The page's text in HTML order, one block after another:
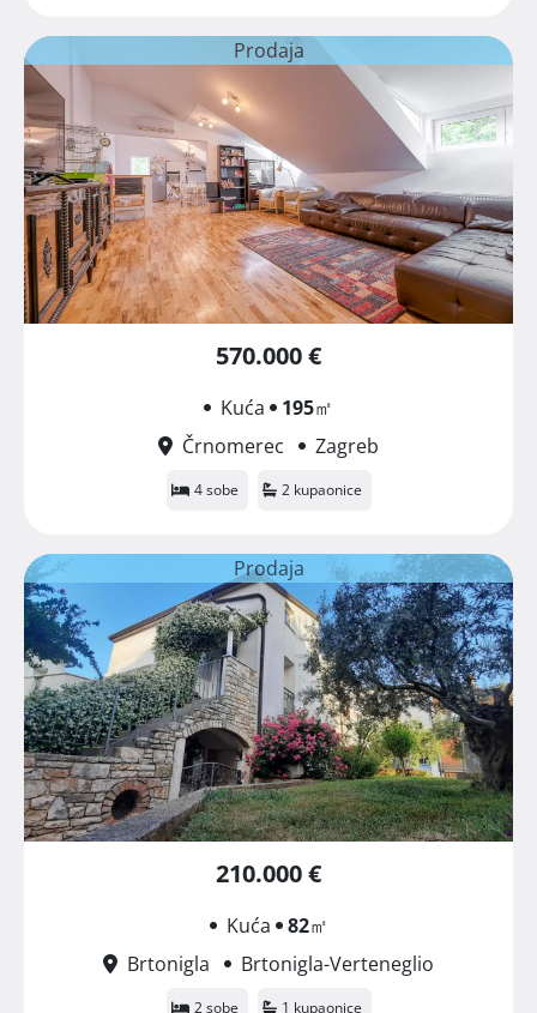
Prodaja
570.000 €
Kuća 195㎡
Črnomerec
Zagreb
4 sobe 2 kupaonice
Prodaja
210.000 €
Kuća 82㎡
Brtonigla
Brtonigla-Verteneglio
2 sobe 1 kupaonice